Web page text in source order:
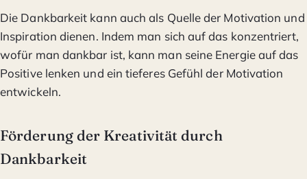
Die Dankbarkeit kann auch als Quelle der Motivation und
Inspiration dienen. Indem man sich auf das konzentriert,
wofür man dankbar ist, kann man seine Energie auf das
Positive lenken und ein tieferes Gefühl der Motivation
entwickeln.
Förderung der Kreativität durch
Dankbarkeit